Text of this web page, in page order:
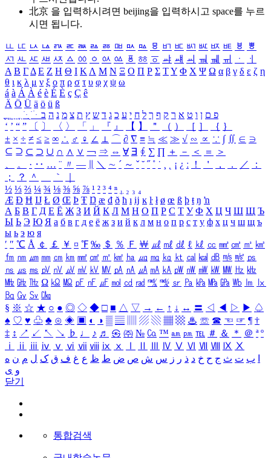
北京 을 입력하시려면 beijing을 입력하시고 space를 누르
시면 됩니다.
ㅥ ㅦ ㅧ ㅨ ㅩ ㅪ ㅫ ㅬ ㅭ ㅮ ㅯ ㅰ ㅱ ㅲ ㅳ ㅴ ㅵ ㅶ ㅷ ㅸ
ㅹ
ㅺ ㅻ ㅼ ㅽ ㅾ ㅿ ㆀ ㆁ ㆂ ㆃ ㆄ ㆅ ㆆ ㆇ ㆈ ㆉ ㆊ ㆋ ㆌ ㆍ
ㆎ
Α Β ΓΔ Ε Ζ Η Θ Ι ΚΛ Μ Ν Ξ Ο Π Ρ Σ ΤΥ Φ Χ Ψ Ω α β γ δ ε ζ η
θ ι κ λ μ ν ξ ο π ρ σ τ υ φ χ ψ ω
á à Á À é è É È ç Ç ê
Ä Ö Ü ä ö ü ß
ִֶֹ ֻּ ׁׂ פ ם ן ו ט א ר ק ף ך ל ח י ע כ ג ד ש ץ ת צ מ נ ה ב
‘ ’ “ ” 〔 〕 〈 〉 「 」 『 』 【 】 ＂ （ ） ［ ］ ｛ ｝
± × ÷ ≠ ≤ ≥ ∞ ∴ ♂ ♀ ∠ ⊥ ⌒ ∂ ∇ ≡ ≒ ≪ ≫ √ ∽ ∝ ∵ ∫ ∬ ∈ ∋
⊆ ⊇ ⊂ ⊃ ∪ ∩ ∧ ∨ ￢ ⇒ ⇔ ∀ ∃ ∮ ∑ ∏ ＋ － ＜ ＝
＞
、
。 · ‥ … ¨ 〃 ― ＼ ∼ ´ ～ ˇ ˘ ˝ ˚ ˙ ¸ ¡ ¿ ː ！ ＇ ， ． ／
：
；
？ ＾ ｀
½ ⅓ ⅔ ¼ ¾ ⅛ ⅜ ⅝ ⅞ ¹ ² ³ ⁴ ⁿ ₁ ₂ ₃ ₄
Æ Ð Ħ Ĳ Ł Ø Œ Þ Ŧ Ŋ æ đ ð ħ ı ĳ ĸ ŀ ł ø œ ß þ ŧ ŋ ŉ
А Б В Г Д Е Ё Ж З И Й К Л М Н О П Р С Т У Ф Х Ц Ч Ш Щ Ъ
Ы Ь Э Ю Я а б в г д е ё ж з и й к л м н о п р с т у ф х ц ч ш щ ъ
ы ь э ю я
′ ″ ℃ Å ￠ ￡ ￥ ¤ ℉ ‰ ＄ ％ Ｆ ￦ ㎕ ㎖ ㎗ ℓ ㎘ ㏄ ㎣ ㎤ ㎥ ㎦
㎙ ㎚ ㎛ ㎜ ㎝ ㎞ ㎟ ㎠ ㎡ ㎢ ㏊ ㎍ ㎎ ㎏ ㏏ ㎈ ㎉ ㏈ ㎧ ㎨ ㎰
㎱ ㎲ ㎳ ㎴ ㎵ ㎶ ㎷ ㎸ ㎹ ㎀ ㎁ ㎂ ㎃ ㎄ ㎺ ㎻ ㎽ ㎾ ㎿ ㎐ ㎑
㎒ ㎓ ㎔ Ω ㏀ ㏁ ㎊ ㎋ ㎌ ㏖ ㏅ ㎭ ㎮ ㎯ ㏛ ㎩ ㎪ ㎫ ㎬ ㏝ ㏐
㏓
㏃ ㏉ ㏜ ㏆
§ ※ ☆ ★ ○ ● ◎ ◇ ◆ □ ■ △ ▽ → ← ↑ ↓ ↔ 〓 ◁ ◀ ▷ ▶ ♤
♠ ♡ ♥ ♧ ♣ ⊙ ◈ ▣ ◐ ◑ ▒ ▤ ▨ ▧ ▦ ▩ ♨ ☏ ☎ ☜ ☞ ¶ †
‡ ↕ ↗ ↙ ↖ ↘ ♭ ♩ ♪ ♬ ㉿ ㈜ № ㏇ ™ ㏂ ㏘ ℡ ＃ ＆ ＊ ＠ ª º
ⅰ
ⅱ ⅲ ⅳ ⅴ ⅵ ⅶ ⅷ ⅸ ⅹ Ⅳ Ⅴ Ⅵ Ⅶ Ⅷ Ⅸ Ⅹ
ب ت ث ج ح خ د ذ ر ز س ش ص ض ط ظ ع غ ف ق ک ل م ن ه
و ی
닫기
통합검색